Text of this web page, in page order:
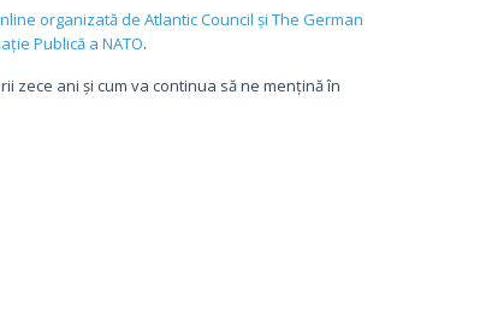
organizată de Atlantic Council și The German
Publică a NATO.
zece ani și cum va continua să ne mențină în